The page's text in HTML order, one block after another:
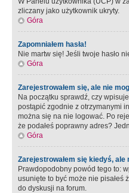
zliczany jako użytkownik ukryty.
Góra
Zapomniałem hasła!
Nie martw się! Jeśli twoje hasło
Góra
Zarejestrowałem się, ale nie
Na początku sprawdź, czy
postąpić zgodnie z otrzymanymi
można się na nie logować. Po
że podałeś poprawny adres?
Góra
Zarejestrowałem się kiedyś, ale
Prawdopodobny powód tego to:
usunięte to być może nie pisałeś
do dyskusji na forum.